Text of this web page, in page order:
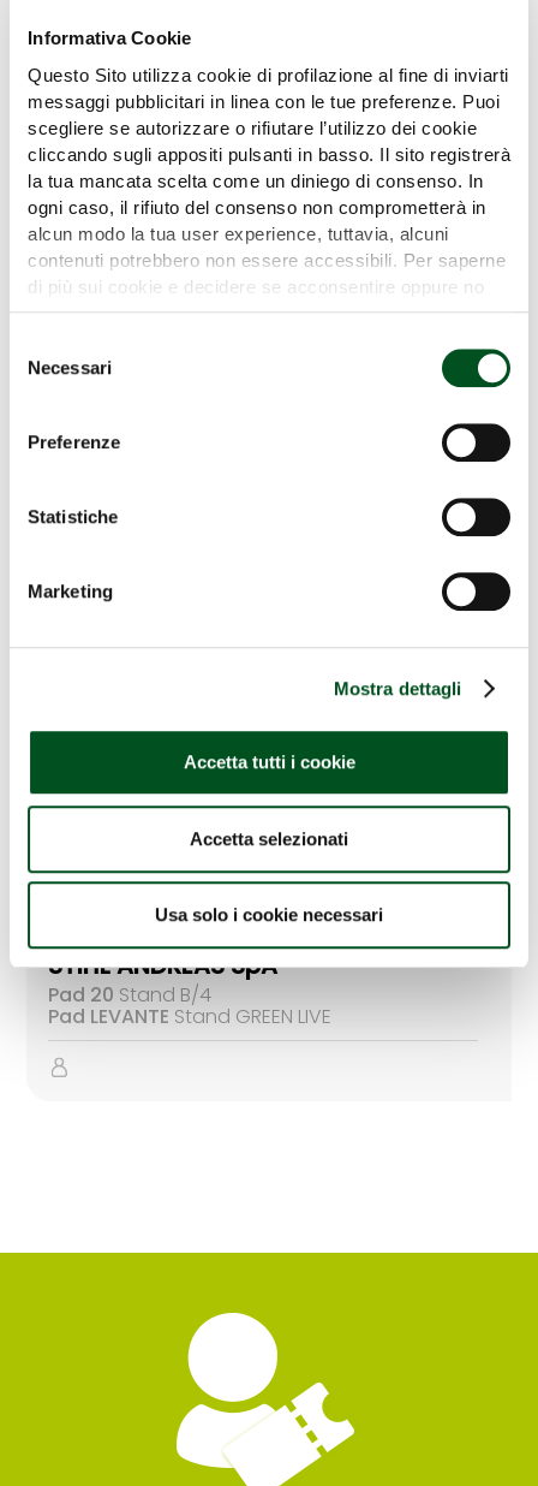
Informativa Cookie
Questo Sito utilizza cookie di profilazione al fine di inviarti
messaggi pubblicitari in linea con le tue preferenze. Puoi
scegliere se autorizzare o rifiutare l’utilizzo dei cookie
cliccando sugli appositi pulsanti in basso. Il sito registrerà
la tua mancata scelta come un diniego di consenso. In
ogni caso, il rifiuto del consenso non comprometterà in
alcun modo la tua user experience, tuttavia, alcuni
contenuti potrebbero non essere accessibili. Per saperne
di più sui cookie e decidere se acconsentire oppure no
delNecessari
Preferenze
Statistiche
Marketing
Mostra dettagli
Accetta tutti i cookie
Accetta selezionati
Usa solo i cookie necessari
HUSQVARNA
Pad 20Stand A/8
Pad 20
SHINDAIWA ITALIA (Gruppo
Yamabiko Corp.)
Pad 20Stand B/16
STIHL ANDREAS SpA
Pad 20 Stand B/4
Pad LEVANTE Stand GREEN LIVE